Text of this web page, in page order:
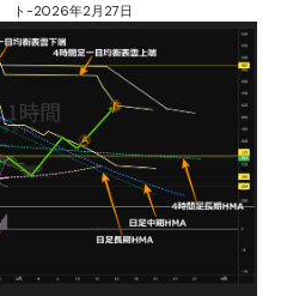
ト-2026年2月27日